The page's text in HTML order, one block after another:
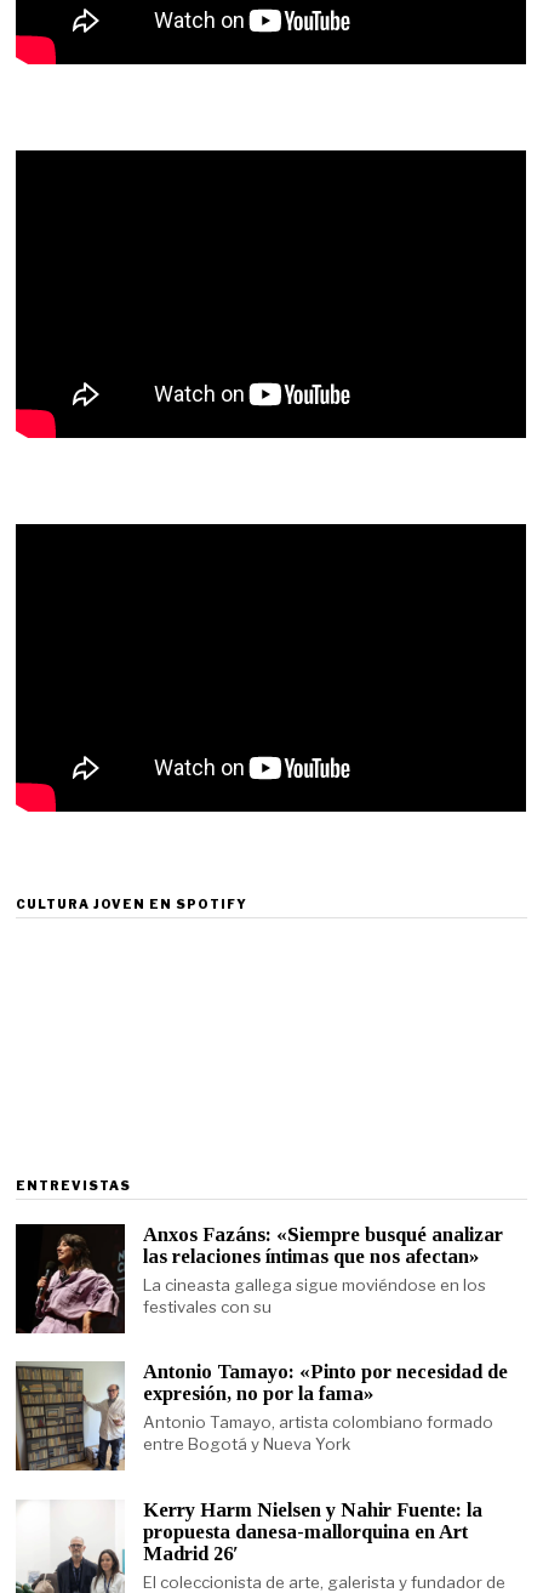
CULTURA JOVEN EN SPOTIFY
ENTREVISTAS
Anxos Fazáns: «Siempre busqué analizar
las relaciones íntimas que nos afectan»
La cineasta gallega sigue moviéndose en los
festivales con su
Antonio Tamayo: «Pinto por necesidad de
expresión, no por la fama»
Antonio Tamayo, artista colombiano formado
entre Bogotá y Nueva York
Kerry Harm Nielsen y Nahir Fuente: la
propuesta danesa-mallorquina en Art
Madrid 26′
El coleccionista de arte, galerista y fundador de